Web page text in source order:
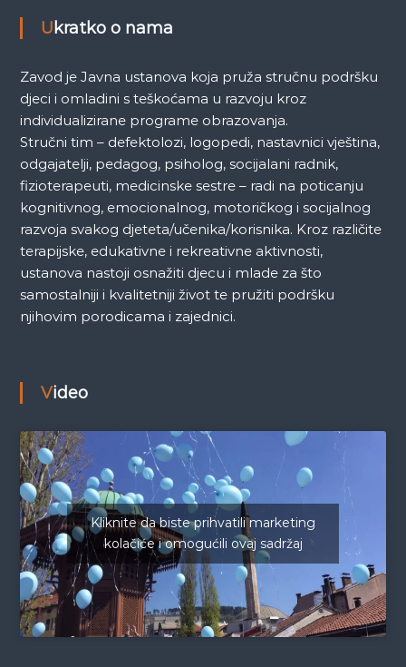
a
Ukratko o nama
Zavod je Javna ustanova koja pruža stručnu podršku
djeci i omladini s teškoćama u razvoju kroz
individualizirane programe obrazovanja.
Stručni tim – defektolozi, logopedi, nastavnici vještina,
odgajatelji, pedagog, psiholog, socijalani radnik,
fizioterapeuti, medicinske sestre – radi na poticanju
kognitivnog, emocionalnog, motoričkog i socijalnog
razvoja svakog djeteta/učenika/korisnika. Kroz različite
terapijske, edukativne i rekreativne aktivnosti,
ustanova nastoji osnažiti djecu i mlade za što
samostalniji i kvalitetniji život te pružiti podršku
njihovim porodicama i zajednici.
Video
Kliknite da biste prihvatili marketing
kolačiće i omogućili ovaj sadržaj